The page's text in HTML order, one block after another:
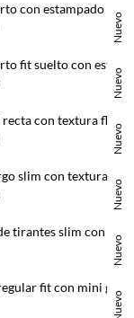
+
+
Nuevo
+
Vestido corto con estampado floral vintage de algodón amarillo para mujer
Nuevo
+
Vestido corto fit suelto con estampado floral en marcos de algodón beige para mujer
Nuevo
Falda mini recta con textura floral en algodón marfil para mujer
Nuevo
Vestido largo slim con textura artesanal en encaje blanco para mujer
Nuevo
Camiseta de tirantes slim con escote cuadrado en algodón terracota para mujer
Nuevo
Camiseta regular fit con mini gráfico al pecho en algodón vino para mujer